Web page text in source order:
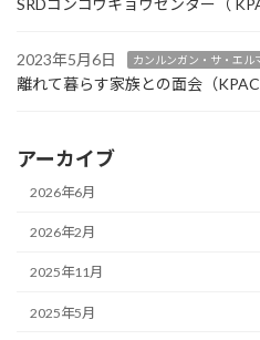
2023年5月6日 カンルンガン・サ・エル
離れて暮らす家族との面会（
アーカイブ
2026年6月
2026年2月
2025年11月
2025年5月